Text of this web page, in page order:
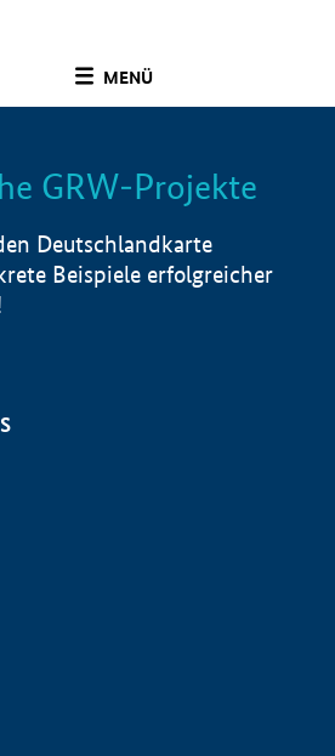
MENÜ
Info
GRW-Projekte
Deutschlandkarte
Beispiele erfolgreicher